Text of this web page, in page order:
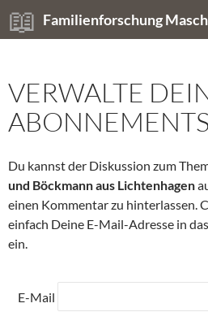
Zum
Inhalt
Familienforschung Masch
Suchen
VERWALTE
ABONNEMENTS
Du kannst der Diskussion zum
und Böckmann aus Lichtenhagen
einen Kommentar zu hinterlassen.
einfach Deine E-Mail-Adresse in
ein.
E-Mail